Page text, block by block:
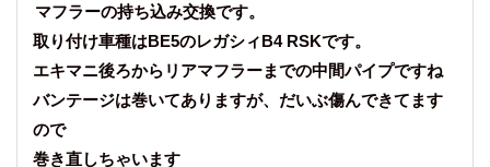
マフラーの持ち込み交換です。
取り付け車種はBE5のレガシィB4 RSKです。
エキマニ後ろからリアマフラーまでの中間パイプですね
バンテージは巻いてありますが、だいぶ傷んできてます
ので
巻き直しちゃいます